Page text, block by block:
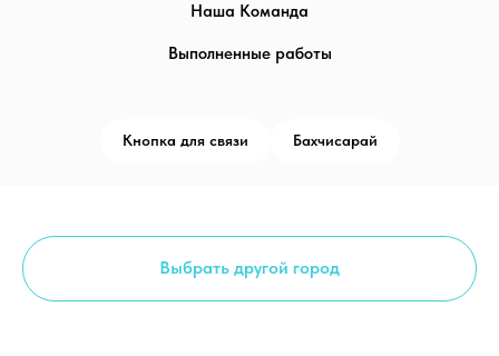
Наша Команда
Выполненные работы
Кнопка для связи Бахчисарай
Выбрать другой город